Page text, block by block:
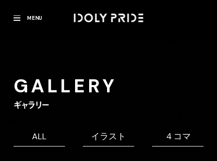
MENU
GALLERY
ギャラリー
ALL イラスト ４コマ